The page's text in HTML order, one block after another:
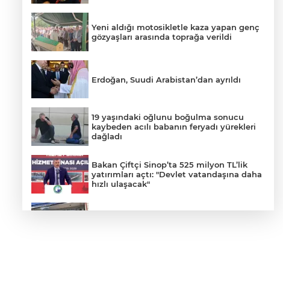
Yeni aldığı motosikletle kaza yapan genç
gözyaşları arasında toprağa verildi
Erdoğan, Suudi Arabistan’dan ayrıldı
19 yaşındaki oğlunu boğulma sonucu
kaybeden acılı babanın feryadı yürekleri
dağladı
Bakan Çiftçi Sinop’ta 525 milyon TL’lik
yatırımları açtı: "Devlet vatandaşına daha
hızlı ulaşacak"